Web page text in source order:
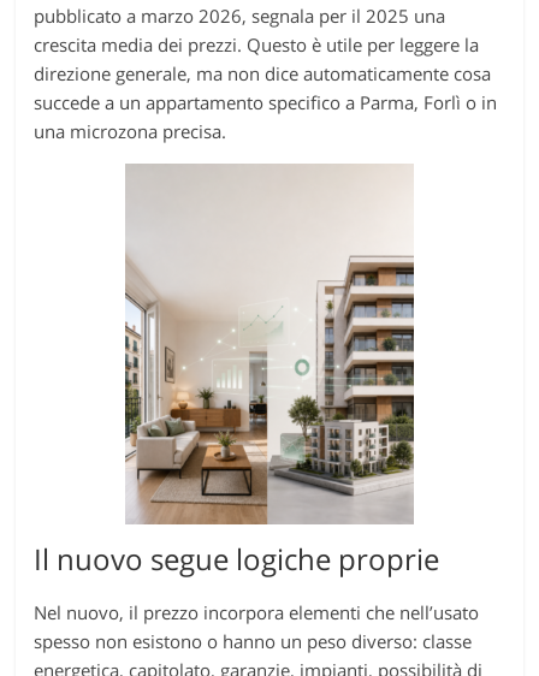
pubblicato a marzo 2026, segnala per il 2025 una
crescita media dei prezzi. Questo è utile per leggere la
direzione generale, ma non dice automaticamente cosa
succede a un appartamento specifico a Parma, Forlì o in
una microzona precisa.
Il nuovo segue logiche proprie
Nel nuovo, il prezzo incorpora elementi che nell’usato
spesso non esistono o hanno un peso diverso: classe
energetica, capitolato, garanzie, impianti, possibilità di